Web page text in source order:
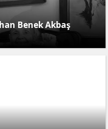
Benek Akbaş